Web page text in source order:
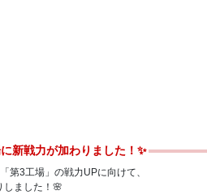
新戦力が加わりました！✨
第3工場」の戦力UPに向けて、
しました！🌸